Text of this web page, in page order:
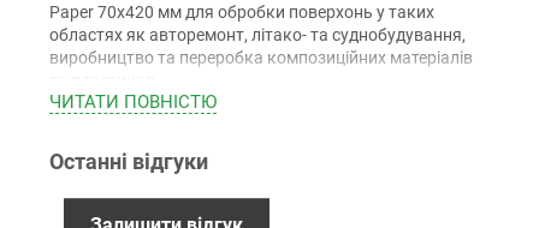
Оплата карткою Visa, Mastercard - LiqPay
Приватбанк
Гарантiя
12 місяців офіційної гарантії від виробника
Paper 70х420 мм для обробки поверхонь у таких
областях як авторемонт, літако- та суднобудування,
виробництво та переробка композиційних матеріалів
Застосування:
Для видалення іржі та шліфування "по сухому"
шпаклівкам, ґрунтам та наповнювачам.
ЧИТАТИ ПОВНIСТЮ
Останні відгуки